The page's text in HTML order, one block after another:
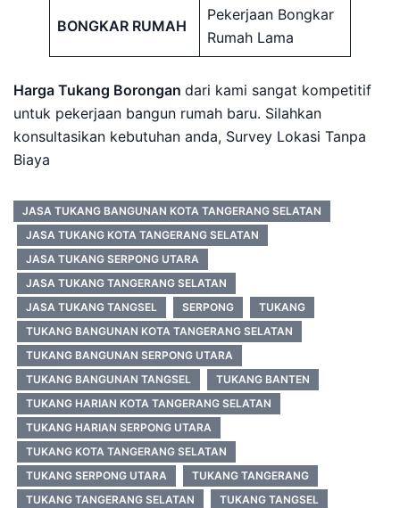
BONGKAR RUMAH
Pekerjaan Bongkar
Rumah Lama
Harga Tukang Borongan dari kami sangat kompetitif
untuk pekerjaan bangun rumah baru. Silahkan
konsultasikan kebutuhan anda, Survey Lokasi Tanpa
Biaya
JASA TUKANG BANGUNAN KOTA TANGERANG SELATAN
JASA TUKANG KOTA TANGERANG SELATAN
JASA TUKANG SERPONG UTARA
JASA TUKANG TANGERANG SELATAN
JASA TUKANG TANGSEL
SERPONG
TUKANG
TUKANG BANGUNAN KOTA TANGERANG SELATAN
TUKANG BANGUNAN SERPONG UTARA
TUKANG BANGUNAN TANGSEL
TUKANG BANTEN
TUKANG HARIAN KOTA TANGERANG SELATAN
TUKANG HARIAN SERPONG UTARA
TUKANG KOTA TANGERANG SELATAN
TUKANG SERPONG UTARA
TUKANG TANGERANG
TUKANG TANGERANG SELATAN
TUKANG TANGSEL